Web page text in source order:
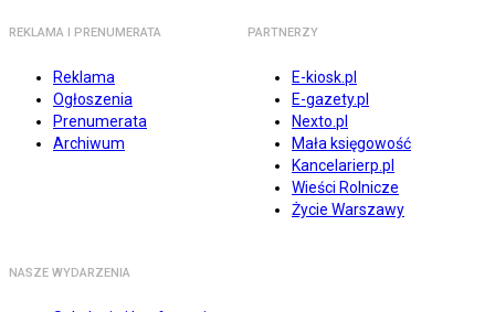
REKLAMA I PRENUMERATA
Reklama
Ogłoszenia
Prenumerata
Archiwum
PARTNERZY
E-kiosk.pl
E-gazety.pl
Nexto.pl
Mała księgowość
Kancelarierp.pl
Wieści Rolnicze
Życie Warszawy
NASZE WYDARZENIA